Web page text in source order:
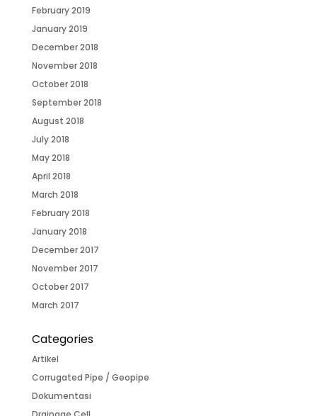
February 2019
January 2019
December 2018
November 2018
October 2018
September 2018
August 2018
July 2018
May 2018
April 2018
March 2018
February 2018
January 2018
December 2017
November 2017
October 2017
March 2017
Categories
Artikel
Corrugated Pipe / Geopipe
Dokumentasi